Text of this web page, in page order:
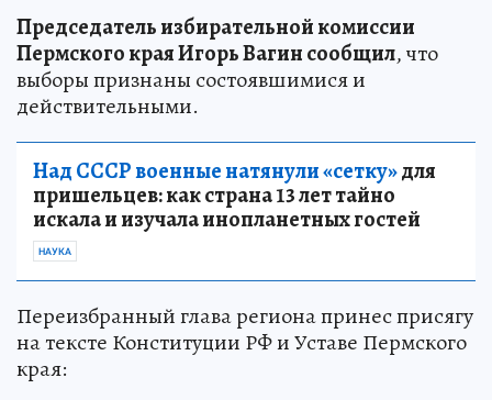
Председатель избирательной комиссии
Пермского края Игорь Вагин сообщил, что
выборы признаны состоявшимися и
действительными.
Над СССР военные натянули «сетку»для
пришельцев: как страна 13 лет тайно
искала и изучала инопланетных гостей
НАУКА
Переизбранный глава региона принес присягу
на тексте Конституции РФ и Уставе Пермского
края: